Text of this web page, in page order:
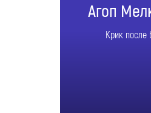
Агоп
Крик после